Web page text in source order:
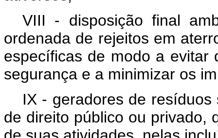
VIII - disposição final
ordenada de rejeitos em
específicas de modo a evitar
segurança e a minimizar os
IX - geradores de
de direito público ou privado,